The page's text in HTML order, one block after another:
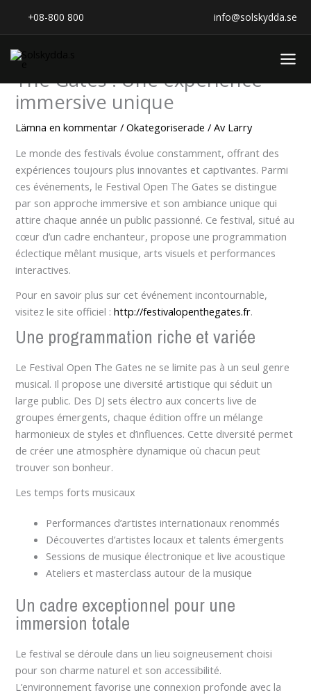
+08-800 800 info@solskydda.se
Hem Okategoriserade
Découvrez le Festival Open
The Gates : Une expérience
immersive unique
Lämna en kommentar /Okategoriserade / Av Larry
Le monde des festivals évolue constamment, offrant des
expériences toujours plus innovantes et captivantes. Parmi
ces événements, le Festival Open The Gates se distingue
par son approche immersive et son ambiance unique qui
attire chaque année un public passionné. Ce festival, situé au
cœur d’un cadre enchanteur, propose une programmation
éclectique mêlant musique, arts visuels et performances
interactives.
Pour en savoir plus sur cet événement incontournable,
visitez le site officiel :http://festivalopenthegates.fr.
Une programmation riche et variée
Le Festival Open The Gates ne se limite pas à un seul genre
musical. Il propose une diversité artistique qui séduit un
large public. Des DJ sets électro aux concerts live de
groupes émergents, chaque édition offre un mélange
harmonieux de styles et d’influences. Cette diversité permet
de créer une atmosphère dynamique où chacun peut
trouver son bonheur.
Les temps forts musicaux
Performances d’artistes internationaux renommés
Découvertes d’artistes locaux et talents émergents
Sessions de musique électronique et live acoustique
Ateliers et masterclass autour de la musique
Un cadre exceptionnel pour une
immersion totale
Le festival se déroule dans un lieu soigneusement choisi
pour son charme naturel et son accessibilité.
L’environnement favorise une connexion profonde avec la